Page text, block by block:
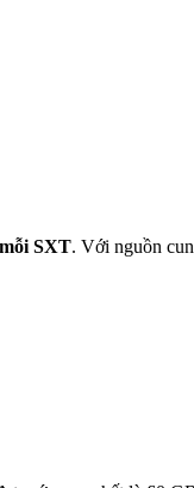
SXT. Với nguồn